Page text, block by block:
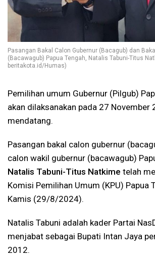
Pasangan Bakal Calon Gubernur (Bacagub) dan
(Bacawagub) Papua Tengah, Natalis Tabuni-Titus
beritakota.id/Humas)
Pemilihan umum Gubernur (Pilgub)
akan dilaksanakan pada 27 November
mendatang.
Pasangan bakal calon gubernur
calon wakil gubernur (bacawagub)
Natalis Tabuni-Titus Natkime telah
Komisi Pemilihan Umum (KPU) Papua
Kamis (29/8/2024).
Natalis Tabuni adalah kader Partai
menjabat sebagai Bupati Intan Jaya
2012.